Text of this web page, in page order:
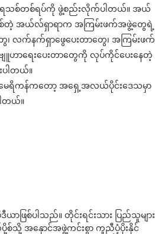
းရသစ်တစ်ရပ်ကို ဖွဲ့စည်းလိုက်ပါတယ်။ အယ်
တဲ့ အယ်လ်ရှာရာက အကြမ်းဖက်အဖွဲ့တွေရဲ့
ေ၊ လက်နက်ရှာဖွေပေးတာတွေ၊ အကြမ်းဖက်
ဟာရေးပေးတာတွေကို လုပ်ကိုင်ပေးနေတဲ့
ပါတယ်။
ေရိကန်ကတော့ အရှေ့အလယ်ပိုင်းဒေသမှာ
တယ်။
ဖြစ်ပါသည်။ တိုင်းရင်းသား ပြည်သူများ
ပို့စ်သို့ အနှောင်အဖွဲ့ကင်းစွာ ကူညီပံ့ပိုးနိုင်